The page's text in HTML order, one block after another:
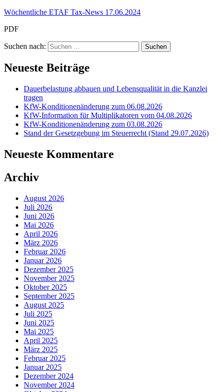
Wöchentliche ETAF Tax-News 17.06.2024
PDF
Suchen nach:
Neueste Beiträge
Dauerbelastung abbauen und Lebensqualität in die Kanzlei
tragen
KfW-Konditionenänderung zum 06.08.2026
KfW-Information für Multiplikatoren vom 04.08.2026
KfW-Konditionenänderung zum 03.08.2026
Stand der Gesetzgebung im Steuerrecht (Stand 29.07.2026)
Neueste Kommentare
Archiv
August 2026
Juli 2026
Juni 2026
Mai 2026
April 2026
März 2026
Februar 2026
Januar 2026
Dezember 2025
November 2025
Oktober 2025
September 2025
August 2025
Juli 2025
Juni 2025
Mai 2025
April 2025
März 2025
Februar 2025
Januar 2025
Dezember 2024
November 2024